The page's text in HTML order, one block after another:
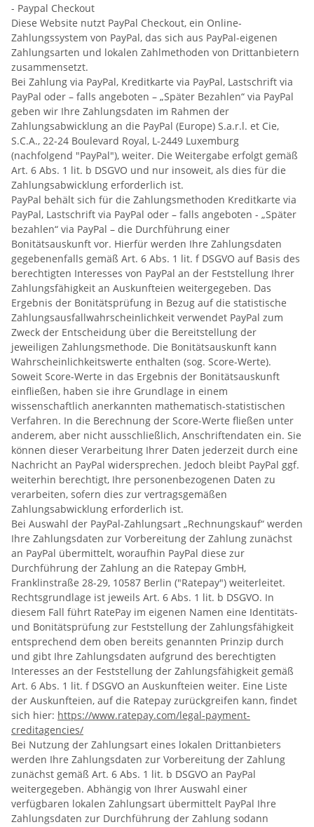
- Paypal Checkout
Diese Website nutzt PayPal Checkout, ein Online-
Zahlungssystem von PayPal, das sich aus PayPal-eigenen
Zahlungsarten und lokalen Zahlmethoden von Drittanbietern
zusammensetzt.
Bei Zahlung via PayPal, Kreditkarte via PayPal, Lastschrift via
PayPal oder – falls angeboten – „Später Bezahlen“ via PayPal
geben wir Ihre Zahlungsdaten im Rahmen der
Zahlungsabwicklung an die PayPal (Europe) S.a.r.l. et Cie,
S.C.A., 22-24 Boulevard Royal, L-2449 Luxemburg
(nachfolgend "PayPal"), weiter. Die Weitergabe erfolgt gemäß
Art. 6 Abs. 1 lit. b DSGVO und nur insoweit, als dies für die
Zahlungsabwicklung erforderlich ist.
PayPal behält sich für die Zahlungsmethoden Kreditkarte via
PayPal, Lastschrift via PayPal oder – falls angeboten - „Später
bezahlen“ via PayPal – die Durchführung einer
Bonitätsauskunft vor. Hierfür werden Ihre Zahlungsdaten
gegebenenfalls gemäß Art. 6 Abs. 1 lit. f DSGVO auf Basis des
berechtigten Interesses von PayPal an der Feststellung Ihrer
Zahlungsfähigkeit an Auskunfteien weitergegeben. Das
Ergebnis der Bonitätsprüfung in Bezug auf die statistische
Zahlungsausfallwahrscheinlichkeit verwendet PayPal zum
Zweck der Entscheidung über die Bereitstellung der
jeweiligen Zahlungsmethode. Die Bonitätsauskunft kann
Wahrscheinlichkeitswerte enthalten (sog. Score-Werte).
Soweit Score-Werte in das Ergebnis der Bonitätsauskunft
einfließen, haben sie ihre Grundlage in einem
wissenschaftlich anerkannten mathematisch-statistischen
Verfahren. In die Berechnung der Score-Werte fließen unter
anderem, aber nicht ausschließlich, Anschriftendaten ein. Sie
können dieser Verarbeitung Ihrer Daten jederzeit durch eine
Nachricht an PayPal widersprechen. Jedoch bleibt PayPal ggf.
weiterhin berechtigt, Ihre personenbezogenen Daten zu
verarbeiten, sofern dies zur vertragsgemäßen
Zahlungsabwicklung erforderlich ist.
Bei Auswahl der PayPal-Zahlungsart „Rechnungskauf“ werden
Ihre Zahlungsdaten zur Vorbereitung der Zahlung zunächst
an PayPal übermittelt, woraufhin PayPal diese zur
Durchführung der Zahlung an die Ratepay GmbH,
Franklinstraße 28-29, 10587 Berlin ("Ratepay") weiterleitet.
Rechtsgrundlage ist jeweils Art. 6 Abs. 1 lit. b DSGVO. In
diesem Fall führt RatePay im eigenen Namen eine Identitäts-
und Bonitätsprüfung zur Feststellung der Zahlungsfähigkeit
entsprechend dem oben bereits genannten Prinzip durch
und gibt Ihre Zahlungsdaten aufgrund des berechtigten
Interesses an der Feststellung der Zahlungsfähigkeit gemäß
Art. 6 Abs. 1 lit. f DSGVO an Auskunfteien weiter. Eine Liste
der Auskunfteien, auf die Ratepay zurückgreifen kann, findet
sich hier: https://www.ratepay.com/legal-payment-
creditagencies/
Bei Nutzung der Zahlungsart eines lokalen Drittanbieters
werden Ihre Zahlungsdaten zur Vorbereitung der Zahlung
zunächst gemäß Art. 6 Abs. 1 lit. b DSGVO an PayPal
weitergegeben. Abhängig von Ihrer Auswahl einer
verfügbaren lokalen Zahlungsart übermittelt PayPal Ihre
Zahlungsdaten zur Durchführung der Zahlung sodann